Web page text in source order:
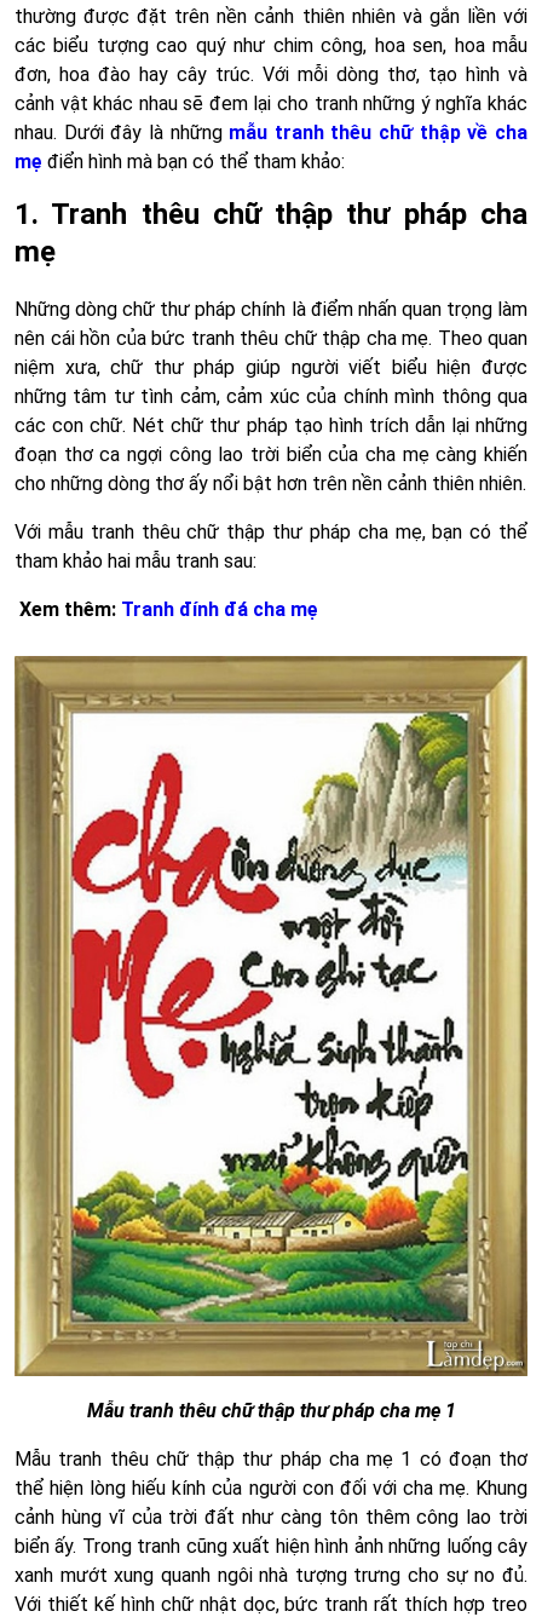
thường được đặt trên nền cảnh thiên nhiên và gắn liền với
các biểu tượng cao quý như chim công, hoa sen, hoa mẫu
đơn, hoa đào hay cây trúc. Với mỗi dòng thơ, tạo hình và
cảnh vật khác nhau sẽ đem lại cho tranh những ý nghĩa khác
nhau. Dưới đây là những mẫu tranh thêu chữ thập về cha
mẹ điển hình mà bạn có thể tham khảo:
1. Tranh thêu chữ thập thư pháp cha
mẹ
Những dòng chữ thư pháp chính là điểm nhấn quan trọng làm
nên cái hồn của bức tranh thêu chữ thập cha mẹ. Theo quan
niệm xưa, chữ thư pháp giúp người viết biểu hiện được
những tâm tư tình cảm, cảm xúc của chính mình thông qua
các con chữ. Nét chữ thư pháp tạo hình trích dẫn lại những
đoạn thơ ca ngợi công lao trời biển của cha mẹ càng khiến
cho những dòng thơ ấy nổi bật hơn trên nền cảnh thiên nhiên.
Với mẫu tranh thêu chữ thập thư pháp cha mẹ, bạn có thể
tham khảo hai mẫu tranh sau:
Xem thêm: Tranh đính đá cha mẹ
Mẫu tranh thêu chữ thập thư pháp cha mẹ 1
Mẫu tranh thêu chữ thập thư pháp cha mẹ 1 có đoạn thơ
thể hiện lòng hiếu kính của người con đối với cha mẹ. Khung
cảnh hùng vĩ của trời đất như càng tôn thêm công lao trời
biển ấy. Trong tranh cũng xuất hiện hình ảnh những luống cây
xanh mướt xung quanh ngôi nhà tượng trưng cho sự no đủ.
Với thiết kế hình chữ nhật dọc, bức tranh rất thích hợp treo